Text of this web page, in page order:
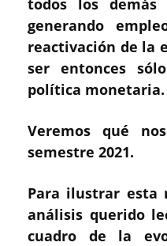
generando
reactivación de la
ser entonces
política monetaria.
Veremos qué
semestre 2021.
Para ilustrar esta
análisis querido
cuadro de la